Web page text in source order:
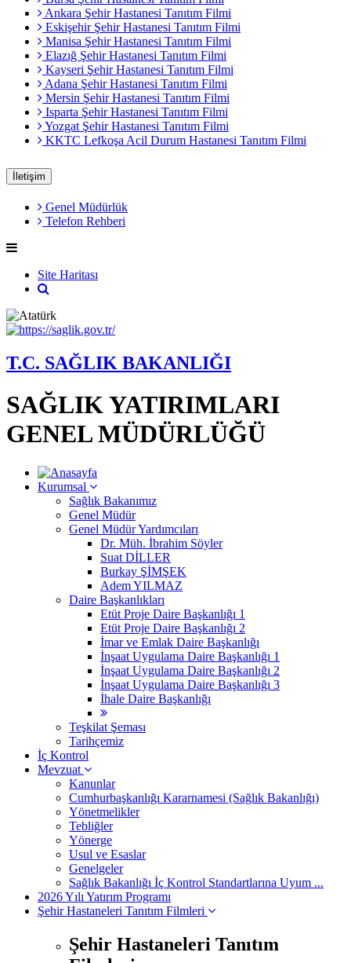
Ankara Şehir Hastanesi Tanıtım Filmi
Eskişehir Şehir Hastanesi Tanıtım Filmi
Manisa Şehir Hastanesi Tanıtım Filmi
Elazığ Şehir Hastanesi Tanıtım Filmi
Kayseri Şehir Hastanesi Tanıtım Filmi
Adana Şehir Hastanesi Tanıtım Filmi
Mersin Şehir Hastanesi Tanıtım Filmi
Isparta Şehir Hastanesi Tanıtım Filmi
Yozgat Şehir Hastanesi Tanıtım Filmi
KKTC Lefkoşa Acil Durum Hastanesi Tanıtım Filmi
İletişim
Genel Müdürlük
Telefon Rehberi
Site Haritası
T.C. SAĞLIK BAKANLIĞI
SAĞLIK YATIRIMLARI
GENEL MÜDÜRLÜĞÜ
Kurumsal
Sağlık Bakanımız
Genel Müdür
Genel Müdür Yardımcıları
Dr. Müh. İbrahim Söyler
Suat DİLLER
Burkay ŞİMŞEK
Adem YILMAZ
Daire Başkanlıkları
Etüt Proje Daire Başkanlığı 1
Etüt Proje Daire Başkanlığı 2
İmar ve Emlak Daire Başkanlığı
İnşaat Uygulama Daire Başkanlığı 1
İnşaat Uygulama Daire Başkanlığı 2
İnşaat Uygulama Daire Başkanlığı 3
İhale Daire Başkanlığı
Teşkilat Şeması
Tarihçemiz
İç Kontrol
Mevzuat
Kanunlar
Cumhurbaşkanlığı Kararnamesi (Sağlık Bakanlığı)
Yönetmelikler
Tebliğler
Yönerge
Usul ve Esaslar
Genelgeler
Sağlık Bakanlığı İç Kontrol Standartlarına Uyum ...
2026 Yılı Yatırım Programı
Şehir Hastaneleri Tanıtım Filmleri
Şehir Hastaneleri Tanıtım